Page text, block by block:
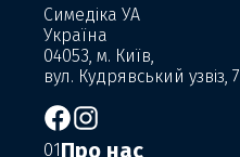
Симедіка УА
Україна
04053, м. Київ,
вул. Кудрявський узвіз, 7
01 Про нас